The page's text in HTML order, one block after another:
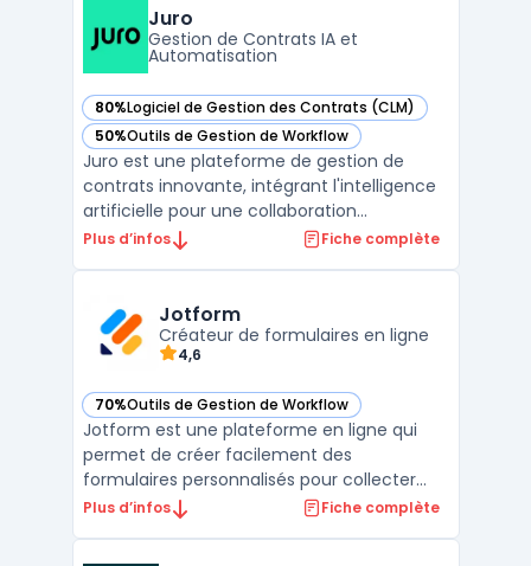
opportunités et entités spécifiques selon
les besoins i ...
Juro
Gestion de Contrats IA et
Automatisation
80%Logiciel de Gestion des Contrats (CLM)
— voir Juro dans cette catégorie
50%Outils de Gestion de Workflow
— voir Juro dans cette catégorie
Juro est une plateforme de gestion de
contrats innovante, intégrant l'intelligence
artificielle pour une collaboration
contractuelle efficace. Elle offre des
personnalisation des modèles avec des
champs intelligents, et une intégr ...
Plus d’infos Fiche complète
Jotform
Créateur de formulaires en ligne
4,6
70%Outils de Gestion de Workflow
— voir Jotform dans cette catégorie
Jotform est une plateforme en ligne qui
permet de créer facilement des
formulaires personnalisés pour collecter
des informations en ligne. Avec des
Plus d’infos Fiche complète